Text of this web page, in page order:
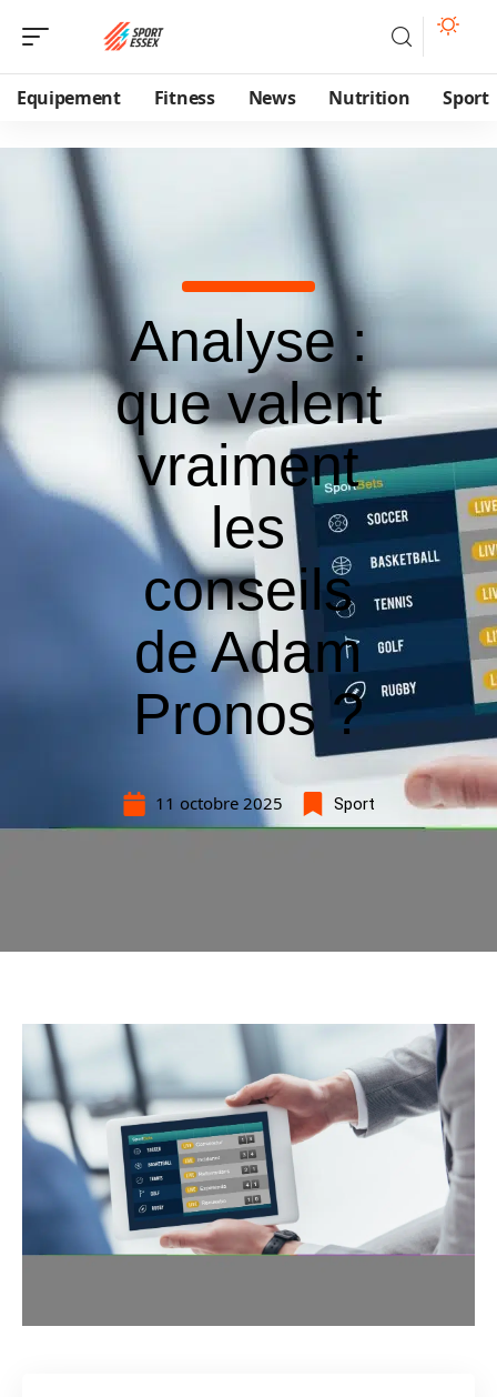
Equipement Fitness News Nutrition Sport
Analyse :
que valent
vraiment
les
conseils
de Adam
Pronos ?
11 octobre 2025 Sport